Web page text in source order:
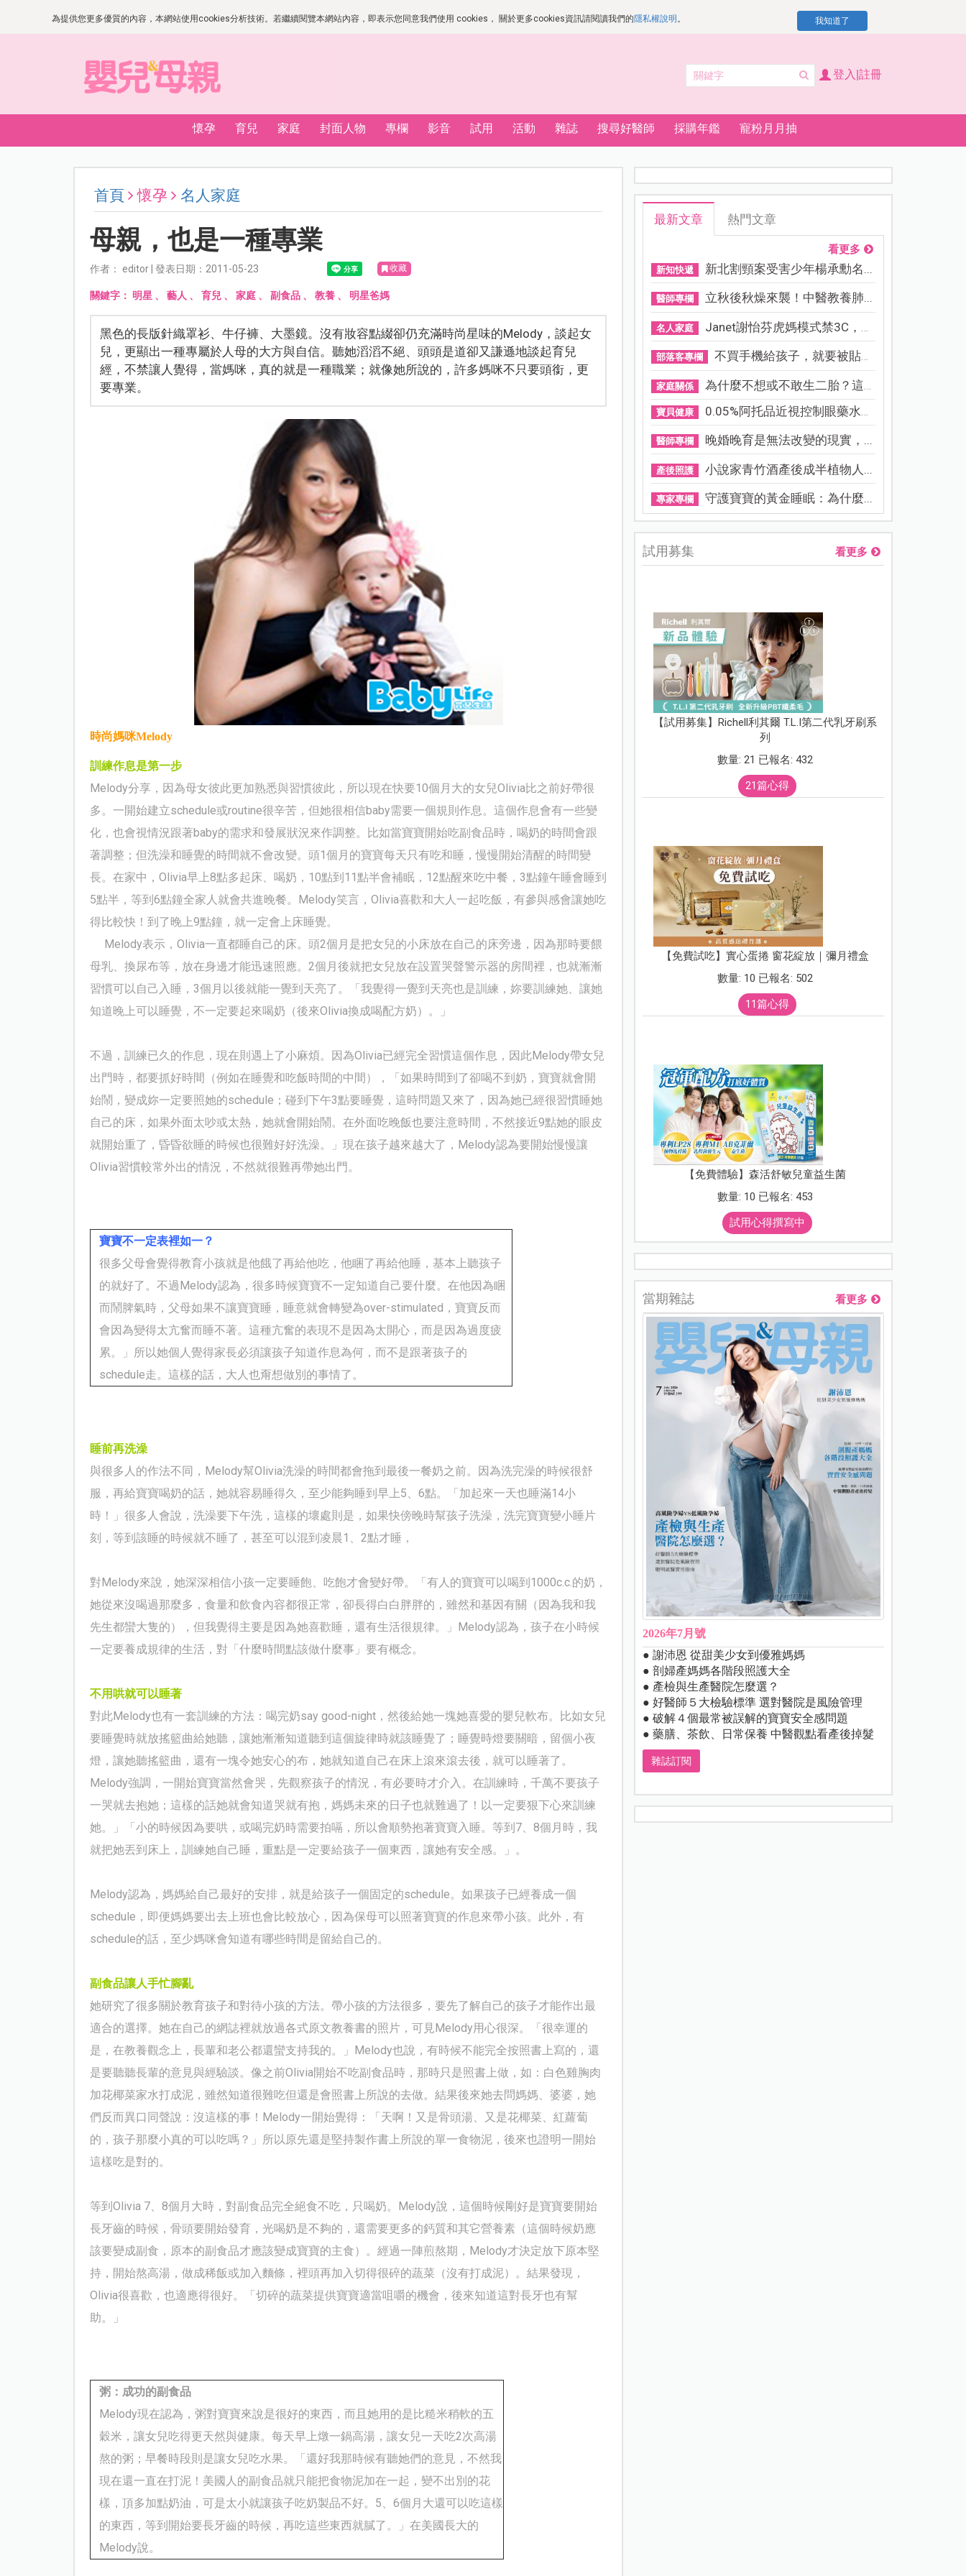
為提供您更多優質的內容，本網站使用cookies分析技術。若繼續閱覽本網站內容，即表示您同意我們使用 cookies， 關於更多cookies資訊請閱讀我們的隱私權說明 。 我知道了
登入|註冊
懷孕 育兒 家庭 封面人物 專欄 影音 試用 活動 雜誌 搜尋好醫師 採購年鑑 寵粉月月抽
首頁 懷孕 名人家庭
母親，也是一種專業
作者： editor | 發表日期：2011-05-23 收藏
關鍵字： 明星 、 藝人 、 育兒、 家庭、 副食品、 教養、 明星爸媽
黑色的長版針織罩衫、牛仔褲、大墨鏡。沒有妝容點綴卻仍充滿時尚星味的Melody，談起女
兒，更顯出一種專屬於人母的大方與自信。聽她滔滔不絕、頭頭是道卻又謙遜地談起育兒
經，不禁讓人覺得，當媽咪，真的就是一種職業；就像她所說的，許多媽咪不只要頭銜，更
要專業。
時尚媽咪Melody
訓練作息是第一步
Melody分享，因為母女彼此更加熟悉與習慣彼此，所以現在快要10個月大的女兒Olivia比之前好帶很
多。一開始建立schedule或routine很辛苦，但她很相信baby需要一個規則作息。這個作息會有一些變
化，也會視情況跟著baby的需求和發展狀況來作調整。比如當寶寶開始吃副食品時，喝奶的時間會跟
著調整；但洗澡和睡覺的時間就不會改變。頭1 個月的寶寶每天只有吃和睡，慢慢開始清醒的時間變
長。在家中， Olivia早上8點多起床、喝奶， 10點到 11 點半會補眠， 12點醒來吃中餐， 3點鐘午睡會睡到
5點半，等到 6點鐘全家人就會共進晚餐。 Melody笑言， Olivia喜歡和大人一起吃飯，有參與感會讓她吃
得比較快！ 到了晚上9點鐘，就一定會上床睡覺。
Melody表示， Olivia一直都睡自己的床。頭2個 月是把女兒的小床放在自己的床旁邊，因為那時要餵
母乳、換尿布等，放在身邊才能迅速照應。 2個月後就把女兒放在設置哭聲警示器的房間裡，也就漸漸
習慣可以自己入睡， 3個月以後就能一覺到天亮了。「我覺得一覺到天亮也是訓練，妳要訓練她、讓她
知道晚上可以睡覺，不一定要起來喝奶（後來Olivia換成喝配方奶）。」
不過，訓練已久的作息，現在則遇上了小麻煩。因為Olivia已經完全習慣這個作息，因此Melody帶女兒
出門時，都要抓好時間（例如在睡覺和吃飯時間的中間），「如果時間到了卻喝不到奶，寶寶就會開
始鬧，變成妳一定要照她的schedule ； 碰到下午3點要睡覺，這時問題又來了，因為她已經很習慣睡她
自己的床，如果外面太吵或太熱，她就會開始鬧。在外面吃晚飯也要注意時間，不然接近9點她的眼皮
就開始重了，昏昏欲睡的時候也很難好好洗澡。」現在孩子越來越大了， Melody認為要開始慢慢讓
Olivia習慣較常外出的情況，不然就很難再帶她出門。
寶寶不一定表裡如一？
很多父母會覺得教育小孩就是他餓了再給他吃，他睏了再給他睡，基本上聽孩子
的就好了。不過 Melody認為，很多時候寶寶不一定知道自己要什麼。在他因為睏
而鬧脾氣時，父母如果不讓寶寶睡，睡意就會轉變為over-stimulated ，寶寶反而
會因為變得太亢奮而睡不著。這種亢奮的表現不是因為太開心，而是因為過度疲
累。」所以她個人覺得家長必須讓孩子知道作息為何，而不是跟著孩子的
schedule走。這樣的話，大人也甭想做別的事情了。
睡前再洗澡
與很多人的作法不同， Melody幫Olivia洗澡的時間都會拖到最後一餐奶之前。因為洗完澡的時候很舒
服，再給寶寶喝奶的話，她就容易睡得久，至少能夠睡到早上5、 6點。「加起來一天也睡滿14小
時！」很多人會說，洗澡要下午洗，這樣的壞處則是，如果快傍晚時幫孩子洗澡，洗完寶寶變小睡片
刻，等到該睡的時候就不睡了，甚至可以混到凌晨1 、 2點才睡，
對Melody來說，她深深相信小孩一定要睡飽、吃飽才會變好帶。「有人的寶寶可以喝到 1000c.c.的奶，
她從來沒喝過那麼多，食量和飲食內容都很正常，卻長得白白胖胖的，雖然和基因有關（因為我和我
先生都蠻大隻的），但我覺得主要是因為她喜歡睡，還有生活很規律。」
Melody認為，孩子在小時候
一定要養成規律的生活，對「什麼時間點該做什麼事」要有概念。
不用哄就可以睡著
對此Melody也有一套訓練的方法：喝完奶say good-night，然後給她一塊她喜愛的嬰兒軟布。比如女兒
要睡覺時就放搖籃曲給她聽，讓她漸漸知道聽到這個旋律時就該睡覺了；睡覺時燈要關暗，留個小夜
燈，讓她聽搖籃曲，還有一塊令她安心的布，她就知道自己在床上滾來滾去後，就可以睡著了。
Melody強調，一開始寶寶當然會哭，先觀察孩子的情況，有必要時才介入。在訓練時，千萬不要孩子
一哭就去抱她；這樣的話她就會知道哭就有抱，媽媽未來的日子也就難過了！以一定要狠下心來訓練
她。」「小的時候因為要哄，或喝完奶時需要拍嗝，所以會順勢抱著寶寶入睡。等到 7、 8個月時，我
就把她丟到床上，訓練她自己睡，重點是一定要給孩子一個東西，讓她有安全感。」。
Melody認為，媽媽給自己最好的安排，就是給孩子一個固定的schedule。如果孩子已經養成一個
schedule ，即便媽媽要出去上班也會比較放心，因為保母可以照著寶寶的作息來帶小孩。此外，有
schedule的話，至少媽咪會知道有哪些時間是留給自己的。
副食品讓人手忙腳亂
她研究了很多關於教育孩子和對待小孩的方法。帶小孩的方法很多，要先了解自己的孩子才能作出最
適合的選擇。她在自己的網誌裡就放過各式原文教養書的照片，可見 Melody用心很深。「很幸運的
是，在教養觀念上，長輩和老公都還蠻支持我的。」
Melody也說，有時候不能完全按照書上寫的，還
是要聽聽長輩的意見與經驗談。像之前Olivia開始不吃副食品時，那時只是照書上做，如：白色雞胸肉
加花椰菜家水打成泥，雖然知道很難吃但還是會照書上所說的去做。結果後來她去問媽媽、婆婆，她
們反而異口同聲說：沒這樣的事！ Melody一開始覺得：「天啊！又是骨頭湯、又是花椰菜、紅蘿蔔
的，孩子那麼小真的可以吃嗎？」所以原先還是堅持製作書上所說的單一食物泥，後來也證明一開始
這樣吃是對的。
等到 Olivia 7、 8個月大時，對副食品完全絕食不吃，只喝奶。 Melody說，這個時候剛好是寶寶要開始
長牙齒的時候，骨頭要開始發育，光喝奶是不夠的，還需要更多的鈣質和其它營養素（這個時候奶應
該要變成副食，原本的副食品才應該變成寶寶的主食）。經過一陣煎熬期， Melody才決定放下原本堅
持，開始熬高湯，做成稀飯或加入麵條，裡頭再加入切得很碎的蔬菜（沒有打成泥）。結果發現，
Olivia很喜歡，也適應得很好。「切碎的蔬菜提供寶寶適當咀嚼的機會，後來知道這對長牙也有幫
助。」
粥：成功的副食品
Melody現在認為，粥對寶寶來說是很好的東西，而且她用的是比糙米稍軟的五
穀米，讓女兒吃得更天然與健康。 每天早上燉一鍋高湯，讓女兒一天吃2次高湯
熬的粥；早餐時段則是讓女兒吃水果。「還好我那時候有聽她們的意見，不然我
現在還一直在打泥！美國人 的副食品就只能把食物泥加在一起，變不出別的花
樣，頂多加點奶油，可是太小就讓孩子吃奶製品不好。 5、 6個月大還可以吃這樣
的東西，等到開始要長牙齒的時候，再吃這些東西就膩了。
」在美國長大的
Melody說。
最新文章 熱門文章
看更多
新知快遞 新北割頸案受害少年楊承勳名...
醫師專欄 立秋後秋燥來襲！中醫教養肺...
名人家庭 Janet謝怡芬虎媽模式禁3C，看...
部落客專欄 不買手機給孩子，就要被貼「...
家庭關係 為什麼不想或不敢生二胎？這8...
寶貝健康 0.05%阿托品近視控制眼藥水納...
醫師專欄 晚婚晚育是無法改變的現實，...
產後照護 小說家青竹酒產後成半植物人...
專家專欄 守護寶寶的黃金睡眠：為什麼...
試用募集 看更多
【試用募集】Richell利其爾 T.L.I第二代乳牙刷系
列
數量: 21 已報名: 432
21篇心得
【免費試吃】實心蛋捲 窗花綻放｜彌月禮盒
數量: 10 已報名: 502
11篇心得
【免費體驗】森活舒敏兒童益生菌
數量: 10 已報名: 453
試用心得撰寫中
當期雜誌 看更多
2026年7月號
● 謝沛恩 從甜美少女到優雅媽媽
● 剖婦產媽媽各階段照護大全
● 產檢與生產醫院怎麼選？
● 好醫師５大檢驗標準 選對醫院是風險管理
● 破解４個最常被誤解的寶寶安全感問題
● 藥膳、茶飲、日常保養 中醫觀點看產後掉髮
雜誌訂閱